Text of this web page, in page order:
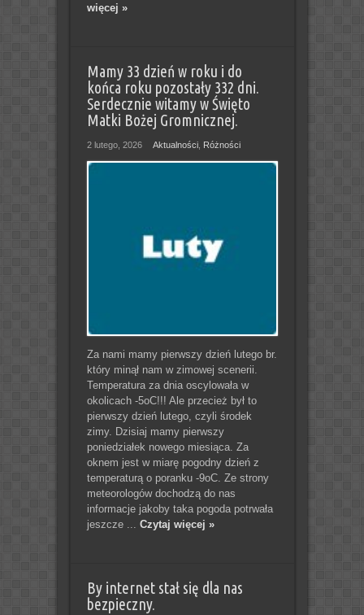
więcej »
Mamy 33 dzień w roku i do
końca roku pozostały 332 dni.
Serdecznie witamy w Święto
Matki Bożej Gromnicznej.
2 lutego, 2026 Aktualności, Różności
Za nami mamy pierwszy dzień lutego br.
który minął nam w zimowej scenerii.
Temperatura za dnia oscylowała w
okolicach -5oC!!! Ale przecież był to
pierwszy dzień lutego, czyli środek
zimy. Dzisiaj mamy pierwszy
poniedziałek nowego miesiąca. Za
oknem jest w miarę pogodny dzień z
temperaturą o poranku -9oC. Ze strony
meteorologów dochodzą do nas
informacje jakoby taka pogoda potrwała
jeszcze ... Czytaj więcej »
By internet stał się dla nas
bezpieczny.